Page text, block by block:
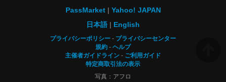
PassMarket
Yahoo! JAPAN
日本語
English
プライバシーポリシー
プライバシーセンター
規約
ヘルプ
主催者ガイドライン
ご利用ガイド
特定商取引法の表示
写真：アフロ